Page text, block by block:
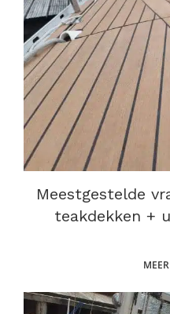
Meestgestelde
teakdekken +